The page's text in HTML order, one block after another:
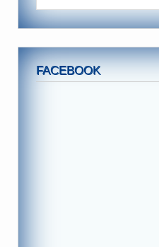
FACEBOOK